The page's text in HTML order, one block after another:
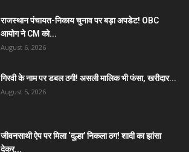
राजस्थान पंचायत-निकाय चुनाव पर बड़ा अपडेट! OBC
आयोग ने CM को...
August 6, 2026
गिरवी के नाम पर डबल ठगी! असली मालिक भी फंसा, खरीदार...
August 5, 2026
जीवनसाथी ऐप पर मिला ‘दूल्हा’ निकला ठग! शादी का झांसा
देकर...